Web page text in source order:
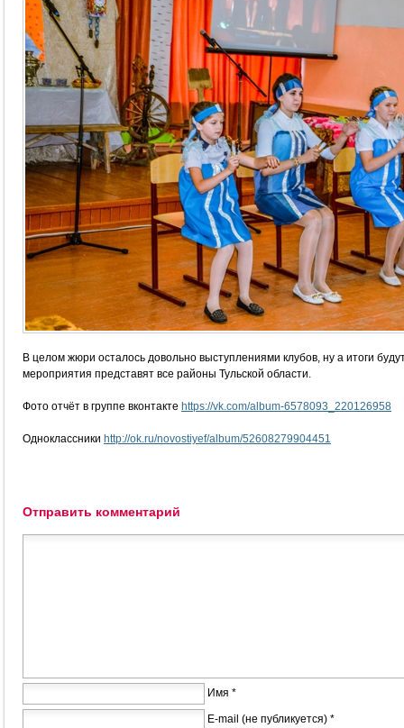
В целом жюри осталось довольно выступлениями клубов, ну а итоги
мероприятия представят все районы Тульской области.
Фото отчёт в группе вконтакте https://vk.com/album-6578093_220126958
Одноклассники http://ok.ru/novostiyef/album/52608279904451
Отправить комментарий
Имя *
E-mail (не публикуется) *